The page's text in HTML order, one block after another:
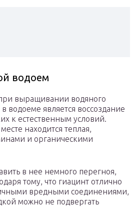
водоем
выращивании водяного
водоеме является воссоздание
к естественным условий.
находится теплая,
и органическими
в нее немного перегноя,
тому, что гиацинт отлично
вредными соединениями,
можно не подвергать